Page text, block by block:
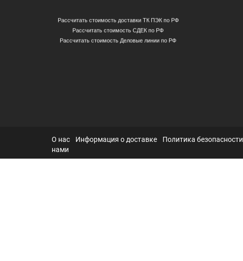
Рассчитать стоимость доставки ТК ПЭК по РФ
Рассчитать стоимость СДЕК по РФ
Рассчитать стоимость Деловые линии по РФ
О нас Информация о доставке Политика безопасности
нами